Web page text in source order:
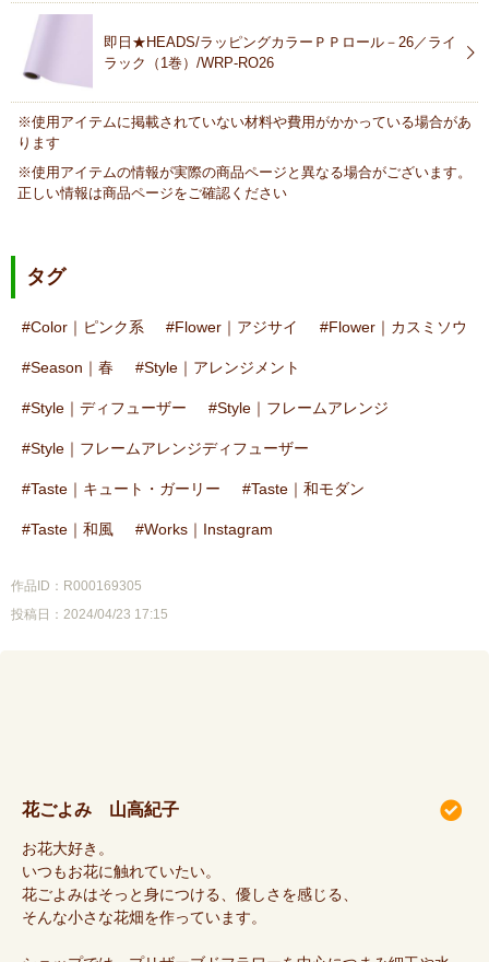
即日★HEADS/ラッピングカラーＰＰロール－26／ライ
ラック（1巻）/WRP-RO26
※使用アイテムに掲載されていない材料や費用がかかっている場合があ
ります
※使用アイテムの情報が実際の商品ページと異なる場合がございます。
正しい情報は商品ページをご確認ください
タグ
Color｜ピンク系 Flower｜アジサイ Flower｜カスミソウ
Season｜春 Style｜アレンジメント
Style｜ディフューザー Style｜フレームアレンジ
Style｜フレームアレンジディフューザー
Taste｜キュート・ガーリー Taste｜和モダン
Taste｜和風 Works｜Instagram
作品ID：R000169305
投稿日：2024/04/23 17:15
花ごよみ 山高紀子
お花大好き。
いつもお花に触れていたい。
花ごよみはそっと身につける、優しさを感じる、
そんな小さな花畑を作っています。